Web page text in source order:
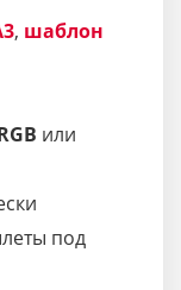
, шаблон
или
под